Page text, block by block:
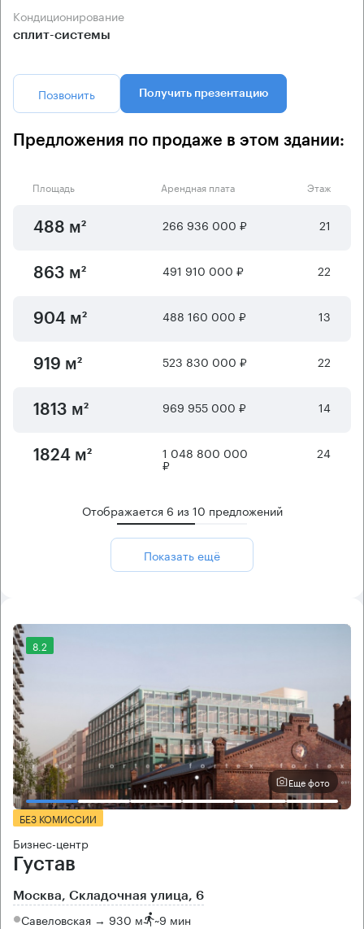
Кондиционирование
сплит-системы
Позвонить Получить презентацию
Предложения по продаже в этом здании:
Площадь Арендная плата Этаж
488 м² 266 936 000 ₽ 21
863 м² 491 910 000 ₽ 22
904 м² 488 160 000 ₽ 13
919 м² 523 830 000 ₽ 22
1813 м² 969 955 000 ₽ 14
1824 м² 1 048 800 000
₽
24
Отображается 6 из10 предложений
Показать ещё
8.2
Еще фото
БЕЗ КОМИССИИ
Бизнес-центр
Густав
Москва, Складочная улица, 6
Савеловская → 930 м ~9 мин